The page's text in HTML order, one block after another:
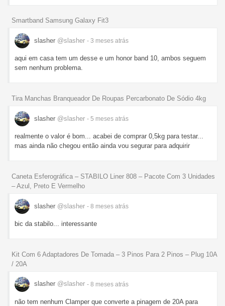
Smartband Samsung Galaxy Fit3
slasher @slasher - 3 meses atrás
aqui em casa tem um desse e um honor band 10, ambos seguem
sem nenhum problema.
Tira Manchas Branqueador De Roupas Percarbonato De Sódio 4kg
slasher @slasher - 5 meses atrás
realmente o valor é bom... acabei de comprar 0,5kg para testar...
mas ainda não chegou então ainda vou segurar para adquirir
Caneta Esferográfica – STABILO Liner 808 – Pacote Com 3 Unidades
– Azul, Preto E Vermelho
slasher @slasher - 8 meses atrás
bic da stabilo... interessante
Kit Com 6 Adaptadores De Tomada – 3 Pinos Para 2 Pinos – Plug 10A
/ 20A
slasher @slasher - 8 meses atrás
não tem nenhum Clamper que converte a pinagem de 20A para